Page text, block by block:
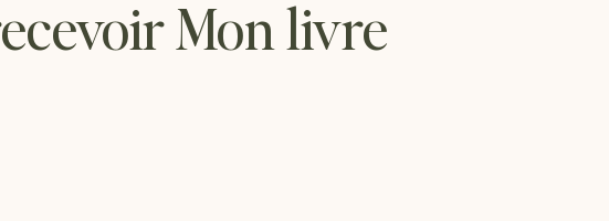
Mon livre